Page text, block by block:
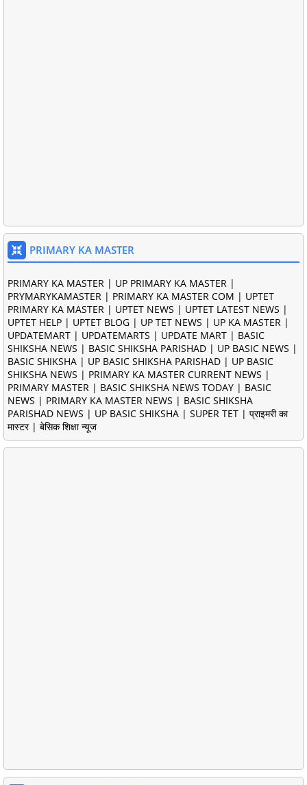
PRIMARY KA MASTER
PRIMARY KA MASTER | UP PRIMARY KA MASTER |
PRYMARYKAMASTER | PRIMARY KA MASTER COM | UPTET
PRIMARY KA MASTER | UPTET NEWS | UPTET LATEST NEWS |
UPTET HELP | UPTET BLOG | UP TET NEWS | UP KA MASTER |
UPDATEMART | UPDATEMARTS | UPDATE MART | BASIC
SHIKSHA NEWS | BASIC SHIKSHA PARISHAD | UP BASIC NEWS |
BASIC SHIKSHA | UP BASIC SHIKSHA PARISHAD | UP BASIC
SHIKSHA NEWS | PRIMARY KA MASTER CURRENT NEWS |
PRIMARY MASTER | BASIC SHIKSHA NEWS TODAY | BASIC
NEWS | PRIMARY KA MASTER NEWS | BASIC SHIKSHA
PARISHAD NEWS | UP BASIC SHIKSHA | SUPER TET | प्राइमरी का
मास्टर | बेसिक शिक्षा न्यूज